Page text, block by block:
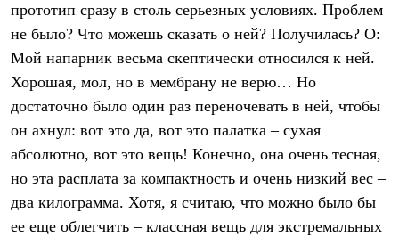
прототип сразу в столь серьезных условиях. Проблем
не было? Что можешь сказать о ней? Получилась? О:
Мой напарник весьма скептически относился к ней.
Хорошая, мол, но в мембрану не верю… Но
достаточно было один раз переночевать в ней, чтобы
он ахнул: вот это да, вот это палатка – сухая
абсолютно, вот это вещь! Конечно, она очень тесная,
но эта расплата за компактность и очень низкий вес –
два килограмма. Хотя, я считаю, что можно было бы
ее еще облегчить – классная вещь для экстремальных